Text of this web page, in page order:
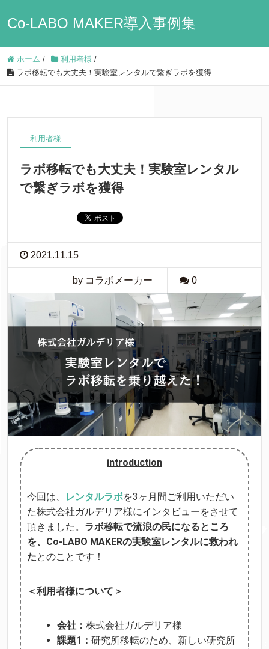
Co-LABO MAKER導入事例集
ホーム / 利用者様 /
ラボ移転でも大丈夫！実験室レンタルで繋ぎラボを獲得
利用者様
ラボ移転でも大丈夫！実験室レンタル
で繋ぎラボを獲得
2021.11.15
by コラボメーカー 0
introduction
今回は、 レンタルラボを3ヶ月間ご利用いただい
た株式会社ガルデリア様にインタビューをさせて
頂きました。 ラボ移転で流浪の民になるところ
を、Co-LABO MAKERの実験室レンタルに救われ
たとのことです！
＜利用者様について＞
会社： 株式会社ガルデリア様
課題1： 研究所移転のため、新しい研究所